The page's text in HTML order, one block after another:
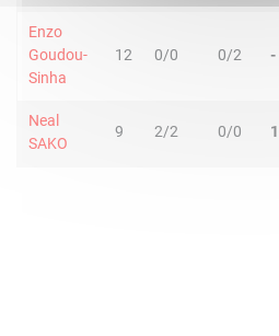
Enzo
Goudou-
Sinha
12 0/0 0/2 -
Neal
SAKO
9 2/2 0/0